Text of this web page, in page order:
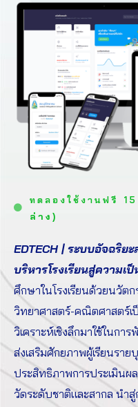
ทดลองใช้งานฟรี
ล่าง)
EDTECH | ระบบอัจฉริย
บริหารโรงเรียนสู่ความเป็
ศึกษาในโรงเรียนด้วยนวัต
วิทยาศาสตร์-คณิตศาสตร์เ
วิเคราะห์เชิงลึกมาใช้ในก
ส่งเสริมศักยภาพผู้เรียนราย
ประสิทธิภาพการประเมินผ
วัดระดับชาติและสากล นำ